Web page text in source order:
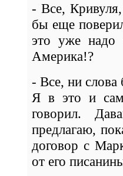
- Все,
бы еще
это уже надо
Америка!?
- Все, ни слова
Я в это и
говорил.
предлагаю,
договор с
от его